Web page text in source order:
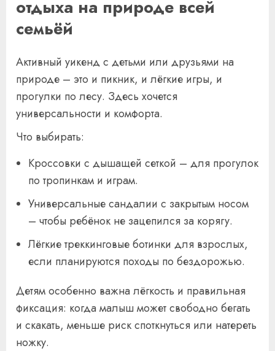
отдыха на природе всей
семьёй
Активный уикенд с детьми или друзьями на
природе – это и пикник, и лёгкие игры, и
прогулки по лесу. Здесь хочется
универсальности и комфорта.
Что выбирать:
Кроссовки с дышащей сеткой – для прогулок
по тропинкам и играм.
Универсальные сандалии с закрытым носом
– чтобы ребёнок не зацепился за корягу.
Лёгкие треккинговые ботинки для взрослых,
если планируются походы по бездорожью.
Детям особенно важна лёгкость и правильная
фиксация: когда малыш может свободно бегать
и скакать, меньше риск споткнуться или натереть
ножку.